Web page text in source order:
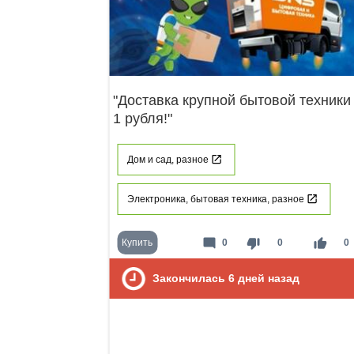
"Доставка крупной бытовой техники
1 рубля!"
Дом и сад, разное
Электроника, бытовая техника, разное
Купить thumb_down 0 thumb_up 0
mode_comment 0
Закончилась 6 дней назад